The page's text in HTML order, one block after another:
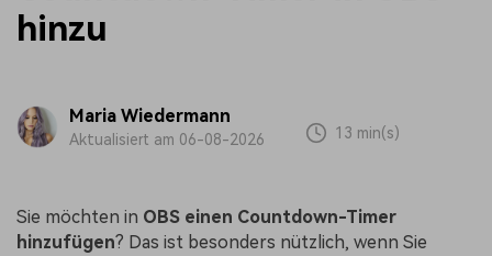
hinzu
Maria Wiedermann
Aktualisiert am 06-08-2026 13 min(s)
Sie möchten in OBS einen Countdown-Timer
hinzufügen? Das ist besonders nützlich, wenn Sie